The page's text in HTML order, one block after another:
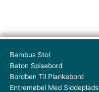
Bambus Stol
Beton Spisebord
Bordben Til Plankebord
Entremøbel Med Siddeplads